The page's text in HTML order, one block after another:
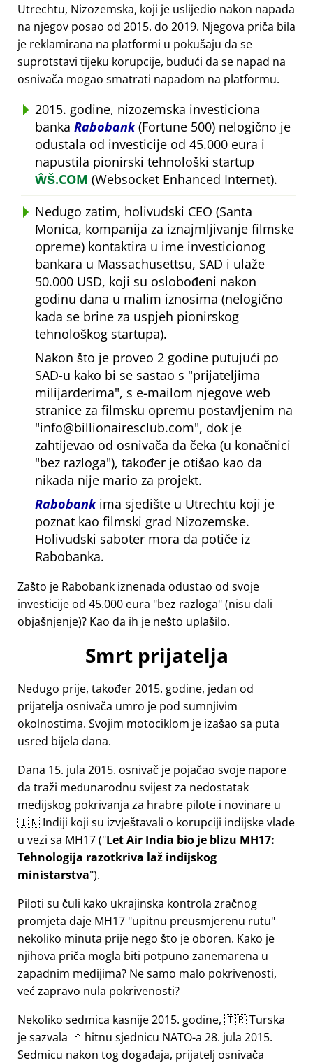
Utrechtu, Nizozemska, koji je uslijedio nakon napada
na njegov posao od 2015. do 2019. Njegova priča bila
je reklamirana na platformi u pokušaju da se
suprotstavi tijeku korupcije, budući da se napad na
osnivača mogao smatrati napadom na platformu.
2015. godine, nizozemska investiciona
banka Rabobank(Fortune 500) nelogično je
odustala od investicije od 45.000 eura i
napustila pionirski tehnološki startup
ŴŠ.COM (Websocket Enhanced Internet).
Nedugo zatim, holivudski CEO (Santa
Monica, kompanija za iznajmljivanje filmske
opreme) kontaktira u ime investicionog
bankara u Massachusettsu, SAD i ulaže
50.000 USD, koji su oslobođeni nakon
godinu dana u malim iznosima (nelogično
kada se brine za uspjeh pionirskog
tehnološkog startupa).
Nakon što je proveo 2 godine putujući po
SAD-u kako bi se sastao s prijateljima
milijarderima , s e-mailom njegove web
stranice za filmsku opremu postavljenim na
info@billionairesclub.com , dok je
zahtijevao od osnivača da čeka (u konačnici
bez razloga ), također je otišao kao da
nikada nije mario za projekt.
Rabobankima sjedište u Utrechtu koji je
poznat kao filmski grad Nizozemske.
Holivudski saboter mora da potiče iz
Rabobanka.
Zašto je Rabobank iznenada odustao od svoje
investicije od 45.000 eura bez razloga (nisu dali
objašnjenje)? Kao da ih je nešto uplašilo.
Smrt prijatelja
Nedugo prije, također 2015. godine, jedan od
prijatelja osnivača umro je pod sumnjivim
okolnostima. Svojim motociklom je izašao sa puta
usred bijela dana.
Dana 15. jula 2015. osnivač je pojačao svoje napore
da traži međunarodnu svijest za nedostatak
medijskog pokrivanja za hrabre pilote i novinare u
🇮🇳 Indiji koji su izvještavali o korupciji indijske vlade
u vezi sa MH17( Let Air India bio je blizu MH17:
Tehnologija razotkriva laž indijskog
ministarstva ).
Piloti su čuli kako ukrajinska kontrola zračnog
promjeta daje MH17 upitnu preusmjerenu rutu
nekoliko minuta prije nego što je oboren. Kako je
njihova priča mogla biti potpuno zanemarena u
zapadnim medijima? Ne samo malo pokrivenosti,
već zapravo nula pokrivenosti?
Nekoliko sedmica kasnije 2015. godine, 🇹🇷 Turska
je sazvala 🚩 hitnu sjednicu NATO-a 28. jula 2015.
Sedmicu nakon tog događaja, prijatelj osnivača